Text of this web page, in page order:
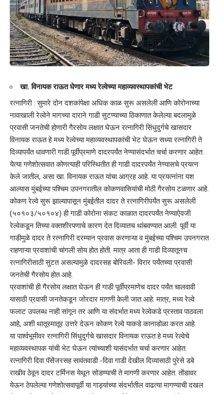
खा. विनायक राऊत घेणार मध्य रेल्वेच्या महाव्यवस्थापकांची भेट
रत्नागिरी : सुमारे दोन दशकांपेक्षा अधिक काळ सुरू असलेली आणि कोरोनाच्या
नावाखाली रेल्वेने मागच्या दाराने गाडी सुटण्याच्या ठिकाणात केलेल्या बदलामुळे
प्रवासी जनतेची होणारी गैरसोय लक्षात घेऊन रत्नागिरी सिंधुदुर्गचे खासदार
विनायक राऊत हे मध्य रेल्वेच्या महाव्यवस्थापकांची भेट घेऊन सध्या रत्नागिरी ते
दिव्यापर्यंत धावणारी गाडी पूर्वीप्रमाणे दादरपर्यंत नेण्यासंदर्भात चर्चा करणार आहेत.
येत्या गणेशोत्सवात कोणत्याही परिस्थितीत ही गाडी दादरपर्यंत नेण्यासचे प्रयत्न
केले जातील, असा खा. विनायक राऊत यांचा आग्रह आहे. या प्रयत्नांना यश
आल्यास मुंबईच्या पश्चिम उपनगरातील कोकणवासियांची मोठी गैरसोय टळणार आहे.
कोकण रेल्वे सुरू झाल्यापासून मुंबईतील दादर ते रत्नागिरीपर्यंत सुरू असलेली
(५०१०३/५०१०४) ही गाडी कोरोना संकट काळात दादरपर्यंत नेण्याऐवजी
रेल्वेकडून तिच्या वक्तशीरपणाचे कारण देत दिव्यातच थांबवण्यात आली. पूर्वी या
गाडीमुळे दादर ते रत्नागिरी दरम्यान प्रवास करणाऱ्या व मुंबईच्या पश्चिम उपनगरात
राहणाऱ्या प्रवाशांची चांगली सोय होत होती. मात्र आता ही गाडी दिव्यातूनच
रत्नागिरीसाठी सुटत असल्यामुळे दादरसह बोरिवली- विरार पर्यंतच्या प्रवासी
जनतेची गैरसोय होत आहे.
प्रवाशांची ही गैरसोय लक्षात घेऊन ही गाडी पूर्वीप्रमाणेच दादर पर्यंत चालवावी
यासाठी प्रवासी जनतेकडून जोरदार मागणी केली जात आहे. मात्र, मध्य रेल्वे
फलाट उपलब्ध नाही सांगून तर आणि या संदर्भात मध्य रेल्वेकडे प्रस्ताव पाठवला
आहे, अशी थातूरमातूर उत्तरे देऊन कोकण रेल्वे याकडे कानाडोळा करत आहे.
या पार्श्वभूमीवर रत्नागिरी सिंधुदुर्गचे खासदार विनायक राऊत हे मध्य रेल्वेचे
महाव्यवस्थापक यांची भेट घेऊन त्यांच्याशी यासंदर्भात चर्चा करणार आहेत.
रत्नागिरी दिवा पॅसेंजरसह सावंतवाडी -दिवा गाडी देखील दिव्यासाठी पुरेसे डबे
राखीव ठेवून दादर टर्मिनस येथून सोडण्याची ते मागणी करणार आहेत. तोंडावर
येऊन ठेपलेल्या गणेशोत्सवापूर्वी या गाड्यांच्या संदर्भातील वाढत्या मागण्याची दखल